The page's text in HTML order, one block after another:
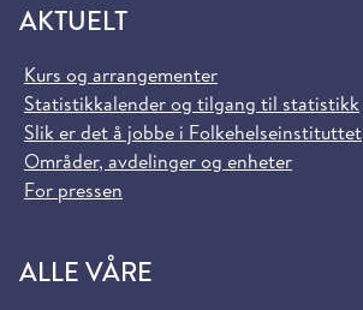
AKTUELT
Kurs og arrangementer
Statistikkalender og tilgang til statistikk
Slik er det å jobbe i Folkehelseinstituttet
Områder, avdelinger og enheter
For pressen
ALLE VÅRE